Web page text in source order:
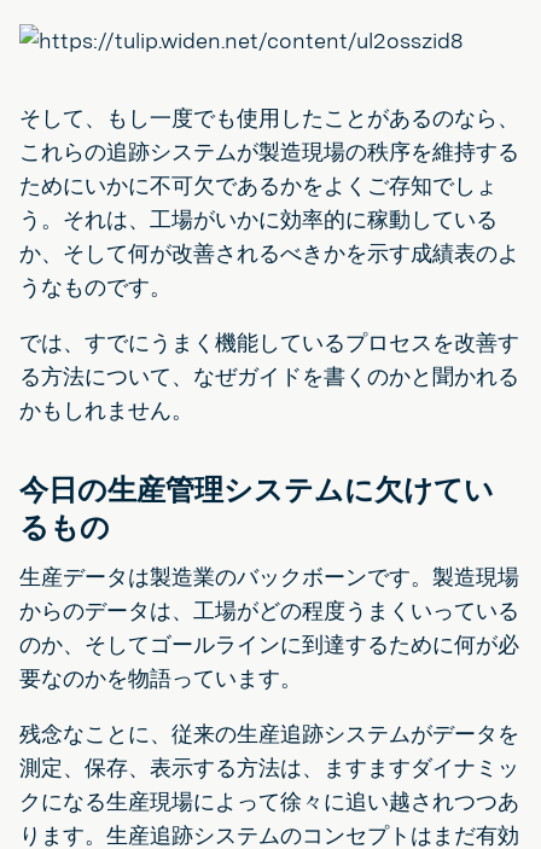
そして、もし一度でも使用したことがあるのなら、
これらの追跡システムが製造現場の秩序を維持する
ためにいかに不可欠であるかをよくご存知でしょ
う。それは、工場がいかに効率的に稼動している
か、そして何が改善されるべきかを示す成績表のよ
うなものです。
では、すでにうまく機能しているプロセスを改善す
る方法について、なぜガイドを書くのかと聞かれる
かもしれません。
今日の生産管理システムに欠けてい
るもの
生産データは製造業のバックボーンです。製造現場
からのデータは、工場がどの程度うまくいっている
のか、そしてゴールラインに到達するために何が必
要なのかを物語っています。
残念なことに、従来の生産追跡システムがデータを
測定、保存、表示する方法は、ますますダイナミッ
クになる生産現場によって徐々に追い越されつつあ
ります。生産追跡システムのコンセプトはまだ有効